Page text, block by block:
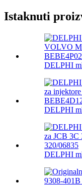
Istaknuti
DELPHI
DELPHI
DELPHI